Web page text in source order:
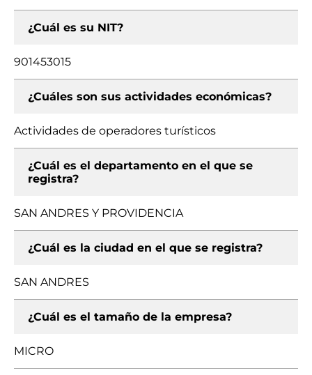
¿Cuál es su NIT?
901453015
¿Cuáles son sus actividades económicas?
Actividades de operadores turísticos
¿Cuál es el departamento en el que se
registra?
SAN ANDRES Y PROVIDENCIA
¿Cuál es la ciudad en el que se registra?
SAN ANDRES
¿Cuál es el tamaño de la empresa?
MICRO